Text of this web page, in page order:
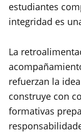
estudiantes
integridad es
La
refuerzan la
construye con
formativas